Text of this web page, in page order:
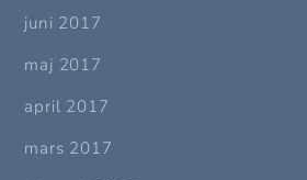
juni 2017
maj 2017
april 2017
mars 2017